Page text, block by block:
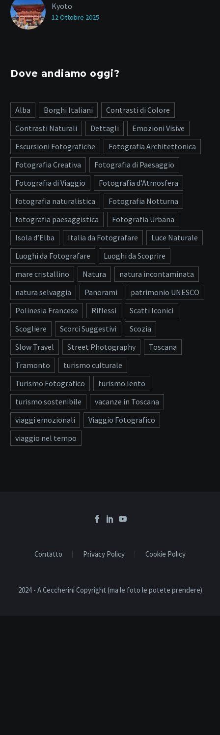
Kyoto
12 Ottobre 2025
Dove andiamo oggi?
Alba Borghi Italiani
Contrasti di Colore
Contrasti Naturali
Dettagli
Emozioni Visive
Escursioni Fotografiche
Fotografia Architettonica
Fotografia Creativa
Fotografia di Paesaggio
Fotografia di Viaggio
Fotografia d’Atmosfera
fotografia naturalistica
Fotografia Notturna
fotografia paesaggistica
Fotografia Urbana
Isola d’Elba
Italia da Fotografare
Luce Naturale
Luoghi da Fotografare
Luoghi da Scoprire
mare cristallino
Natura
natura incontaminata
natura selvaggia
Panorami
patrimonio UNESCO
Polinesia Francese
Riflessi
Scatti Iconici
Scogliere
Scorci Suggestivi
Scozia
Slow Travel
Street Photography
Toscana
Tramonto
turismo culturale
Turismo Fotografico
turismo lento
turismo sostenibile
vacanze in Toscana
viaggi emozionali
Viaggio Fotografico
viaggio nel tempo
Contatto Privacy Policy Cookie Policy
2024 - A.Ceccherini Copyright (ma le foto le potete prendere)